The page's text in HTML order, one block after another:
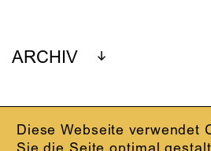
Diese Webseite verwendet
ARCHIV
IMPRESSUM